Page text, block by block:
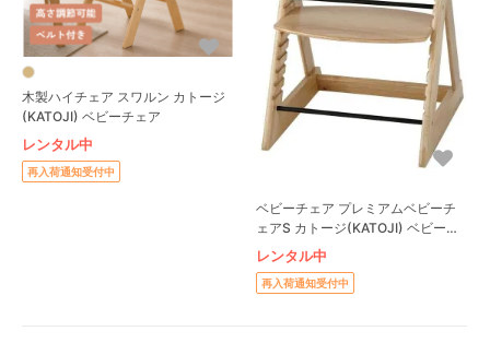
木製ハイチェア スワルン カトージ
(KATOJI) ベビーチェア
レンタル中
再入荷通知受付中
ベビーチェア プレミアムベビーチ
ェアS カトージ(KATOJI) ベビーチ
ェア
レンタル中
再入荷通知受付中